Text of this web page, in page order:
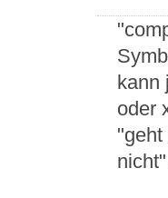
kann
oder